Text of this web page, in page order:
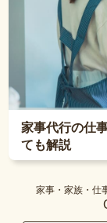
家事代行の仕
ても解説
家事・家族・仕